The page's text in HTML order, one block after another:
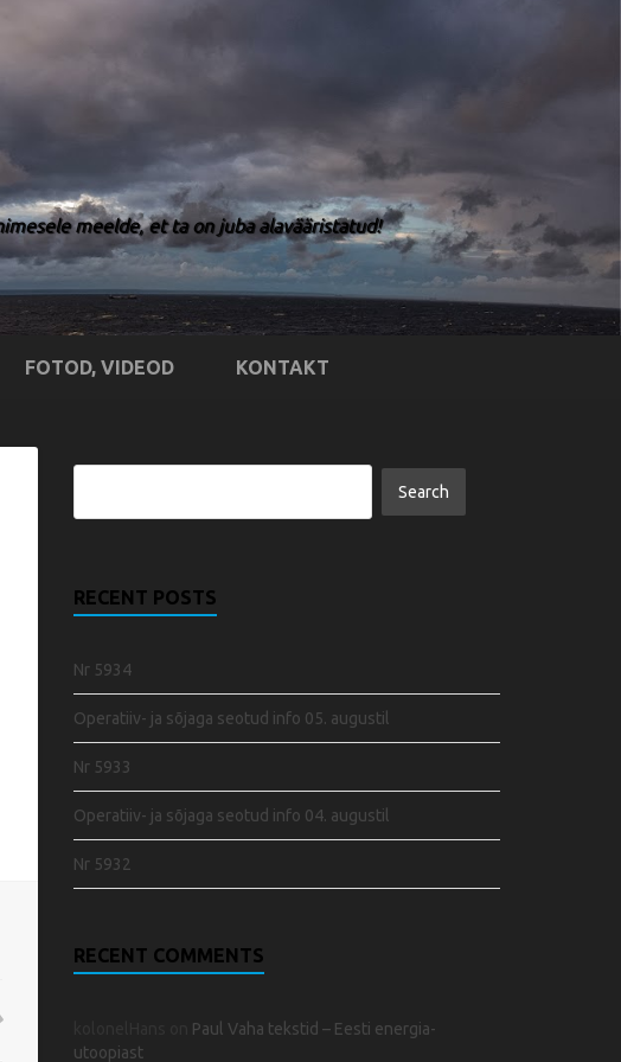
meelde, et ta on juba alavääristatud!
FOTOD, VIDEOD KONTAKT
RECENT POSTS
Nr 5934
Operatiiv- ja sõjaga seotud info 05. augustil
Nr 5933
Operatiiv- ja sõjaga seotud info 04. augustil
Nr 5932
RECENT COMMENTS
Paul Vaha tekstid – Eesti energia-
utoopiast